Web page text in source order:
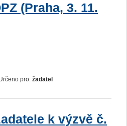
(Praha, 3. 11.
pro: žadatel
k výzvě č.